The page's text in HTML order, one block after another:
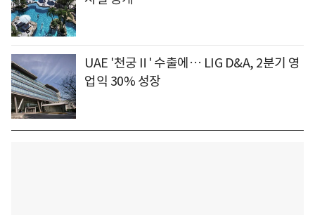
UAE '천궁Ⅱ' 수출에… LIG D&A, 2분기 영
업익 30% 성장